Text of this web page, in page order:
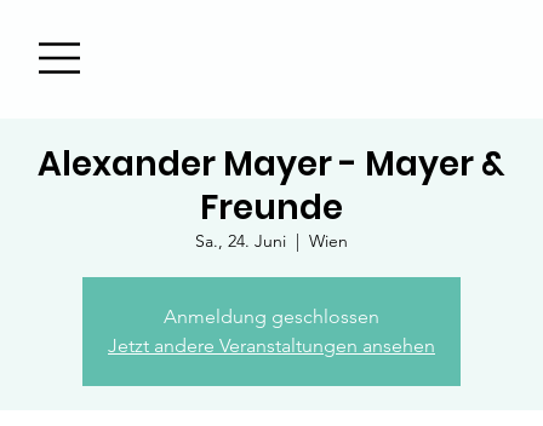
Alexander Mayer - Mayer &
Freunde
Sa., 24. Juni
  |
Wien
Anmeldung geschlossen
Jetzt andere Veranstaltungen ansehen